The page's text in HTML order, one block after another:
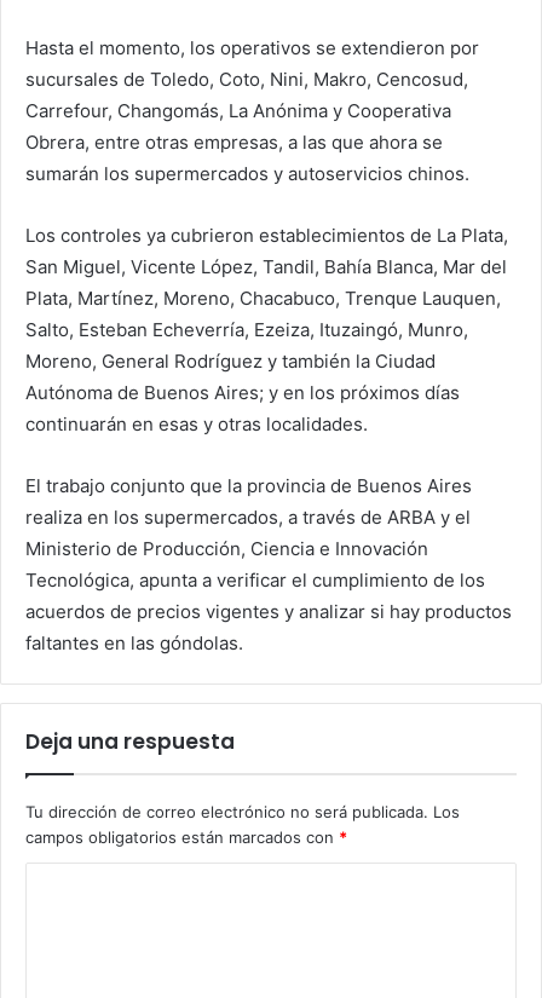
Hasta el momento, los operativos se extendieron por
sucursales de Toledo, Coto, Nini, Makro, Cencosud,
Carrefour, Changomás, La Anónima y Cooperativa
Obrera, entre otras empresas, a las que ahora se
sumarán los supermercados y autoservicios chinos.
Los controles ya cubrieron establecimientos de La Plata,
San Miguel, Vicente López, Tandil, Bahía Blanca, Mar del
Plata, Martínez, Moreno, Chacabuco, Trenque Lauquen,
Salto, Esteban Echeverría, Ezeiza, Ituzaingó, Munro,
Moreno, General Rodríguez y también la Ciudad
Autónoma de Buenos Aires; y en los próximos días
continuarán en esas y otras localidades.
El trabajo conjunto que la provincia de Buenos Aires
realiza en los supermercados, a través de ARBA y el
Ministerio de Producción, Ciencia e Innovación
Tecnológica, apunta a verificar el cumplimiento de los
acuerdos de precios vigentes y analizar si hay productos
faltantes en las góndolas.
Deja una respuesta
Tu dirección de correo electrónico no será publicada. Los
campos obligatorios están marcados con *